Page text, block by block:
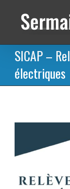
contenu
SICAP –
électriques